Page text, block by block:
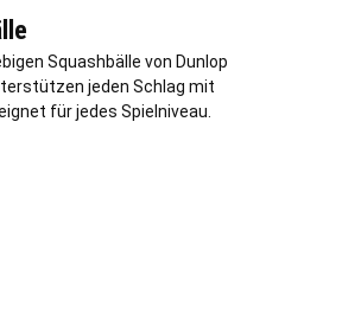
Squashbälle von Dunlop
jeden Schlag mit
für jedes Spielniveau.